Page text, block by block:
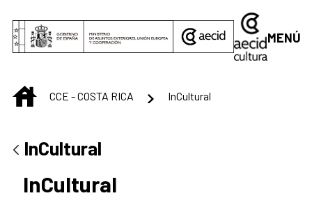
MENÚ
INICIO
CCE - COSTA RICA InCultural
InCultural
InCultural